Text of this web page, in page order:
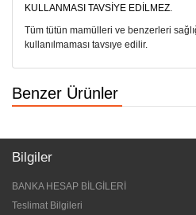
KULLANMASI TAVSİYE EDİLMEZ.
Tüm tütün mamülleri ve benzerleri
kullanılmaması tavsıye edilir.
Benzer Ürünler
Bilgiler
BANKA HESAP BİLGİLERİ
Teslimat Bilgileri